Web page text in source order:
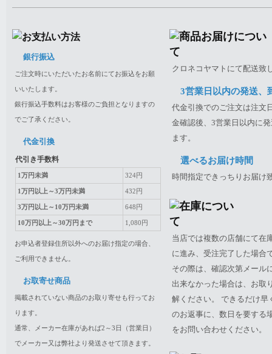
銀行振込
ご注文時にいただいたお名前にてお振込をお願
いいたします。
銀行振込手数料はお客様のご負担となりますの
でご了承ください。
代金引換
代引き手数料
1万円未満 324円
1万円以上～3万円未満 432円
3万円以上～10万円未満 648円
10万円以上～30万円まで 1,080円
お申込者登録住所以外へのお届け指定の場合、
ご利用できません。
お取寄せ商品
掲載されていない商品のお取り寄せも行ってお
ります。
通常、メーカー在庫があれば2～3日（営業日）
でメーカー又は弊社より発送させて頂きます。
クロネコヤマトにて配送致
3営業日以内の発送、
代金引換でのご注文は注文
金確認後、3営業日以内に
ます。
選べるお届け時間
時間指定できっちりお届け
当店では複数の店舗にて在
に進み、受注完了した場合
その際は、確認次第メール
出来なかった場合は、お取
解ください。 できるだけ
のお返事に、数日を要する
をお問い合わせください。